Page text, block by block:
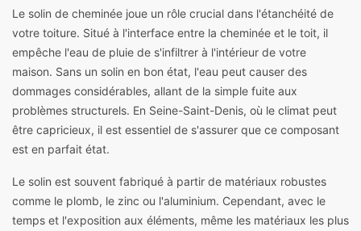
Le solin de cheminée joue un rôle crucial dans l'étanchéité de
votre toiture. Situé à l'interface entre la cheminée et le toit, il
empêche l'eau de pluie de s'infiltrer à l'intérieur de votre
maison. Sans un solin en bon état, l'eau peut causer des
dommages considérables, allant de la simple fuite aux
problèmes structurels. En Seine-Saint-Denis, où le climat peut
être capricieux, il est essentiel de s'assurer que ce composant
est en parfait état.
Le solin est souvent fabriqué à partir de matériaux robustes
comme le plomb, le zinc ou l'aluminium. Cependant, avec le
temps et l'exposition aux éléments, même les matériaux les plus